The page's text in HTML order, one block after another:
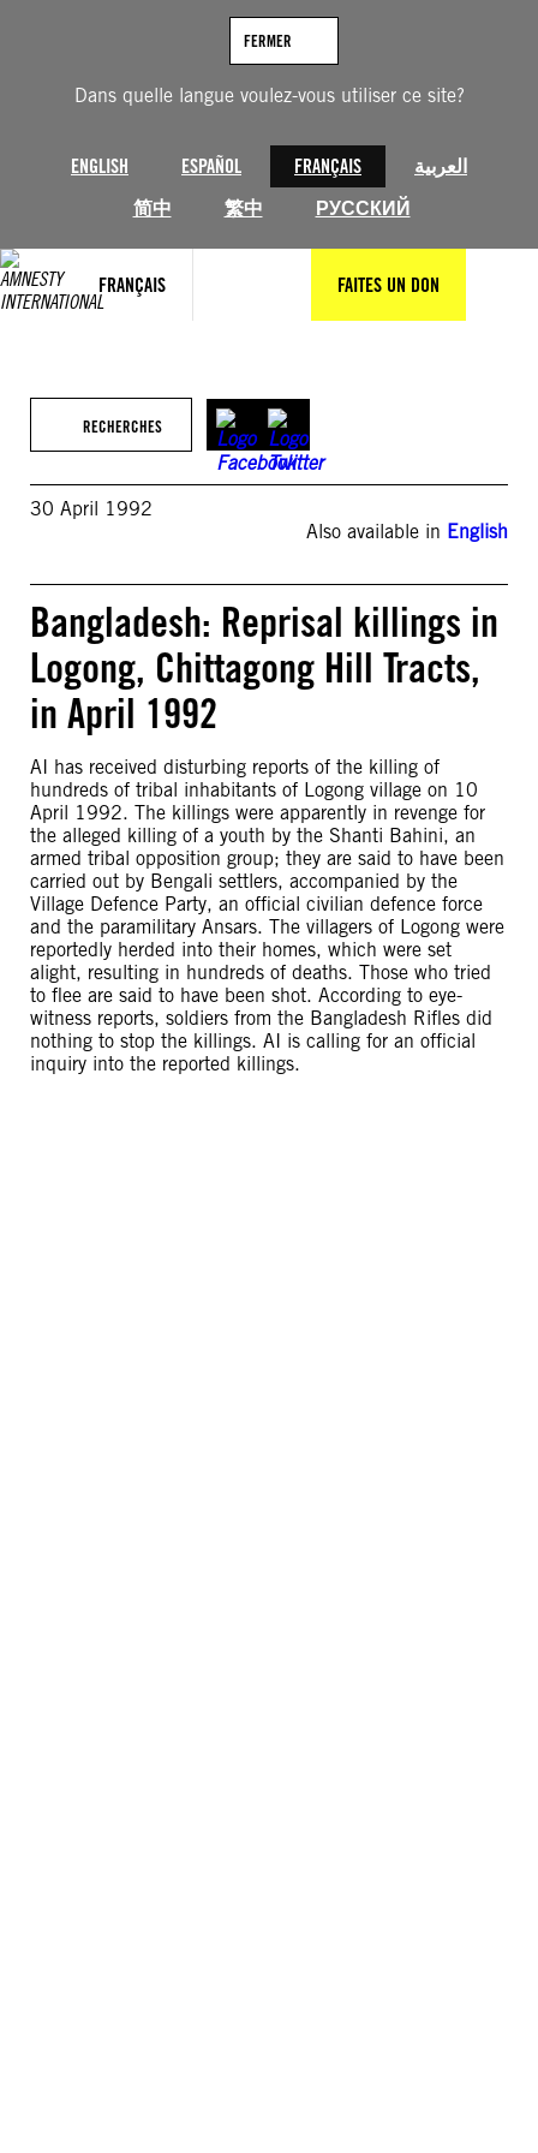
Dans quelle langue voulez-vous utiliser ce site?
ENGLISH ESPAÑOL FRANÇAIS
العربية
简中
繁中 РУССКИЙ
FERMER
FRANÇAIS FAITES UN DON
RECHERCHES
30 April 1992
Also available in English
Bangladesh: Reprisal killings in
Logong, Chittagong Hill Tracts,
in April 1992
AI has received disturbing reports of the killing of
hundreds of tribal inhabitants of Logong village on 10
April 1992. The killings were apparently in revenge for
the alleged killing of a youth by the Shanti Bahini, an
armed tribal opposition group; they are said to have been
carried out by Bengali settlers, accompanied by the
Village Defence Party, an official civilian defence force
and the paramilitary Ansars. The villagers of Logong were
reportedly herded into their homes, which were set
alight, resulting in hundreds of deaths. Those who tried
to flee are said to have been shot. According to eye-
witness reports, soldiers from the Bangladesh Rifles did
nothing to stop the killings. AI is calling for an official
inquiry into the reported killings.